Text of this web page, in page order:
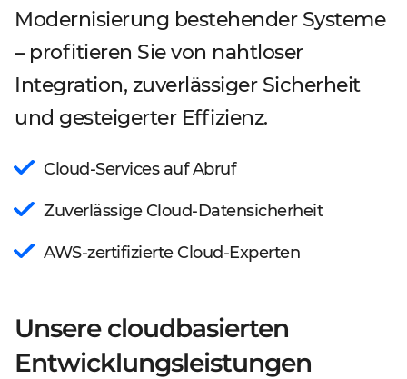
Modernisierung bestehender Systeme
– profitieren Sie von nahtloser
Integration, zuverlässiger Sicherheit
und gesteigerter Effizienz.
Cloud-Services auf Abruf
Zuverlässige Cloud-Datensicherheit
AWS-zertifizierte Cloud-Experten
Unsere cloudbasierten
Entwicklungsleistungen